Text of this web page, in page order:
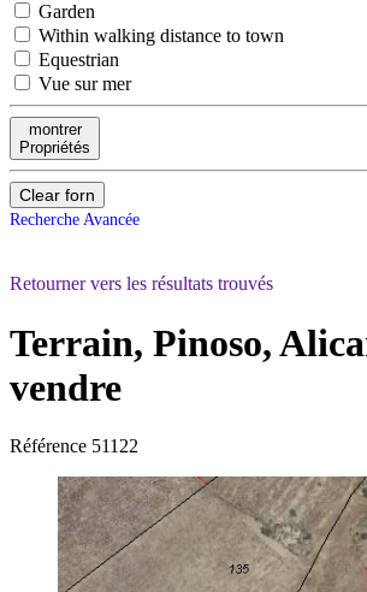
Garden
Within walking distance to town
Equestrian
Vue sur mer
montrer
Propriétés
Clear forn
Recherche Avancée
Retourner vers les résultats trouvés
Terrain, Pinoso,
vendre
Référence 51122